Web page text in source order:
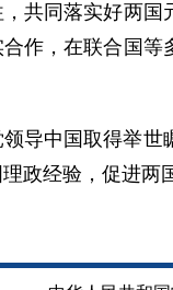
共同落实好两
作，在联合国
导中国取得举
政经验，促进两